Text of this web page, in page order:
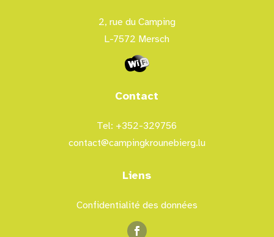
2, rue du Camping
L-7572 Mersch
Contact
Tel: +352-329756
contact@campingkrounebierg.lu
Liens
Confidentialité des données